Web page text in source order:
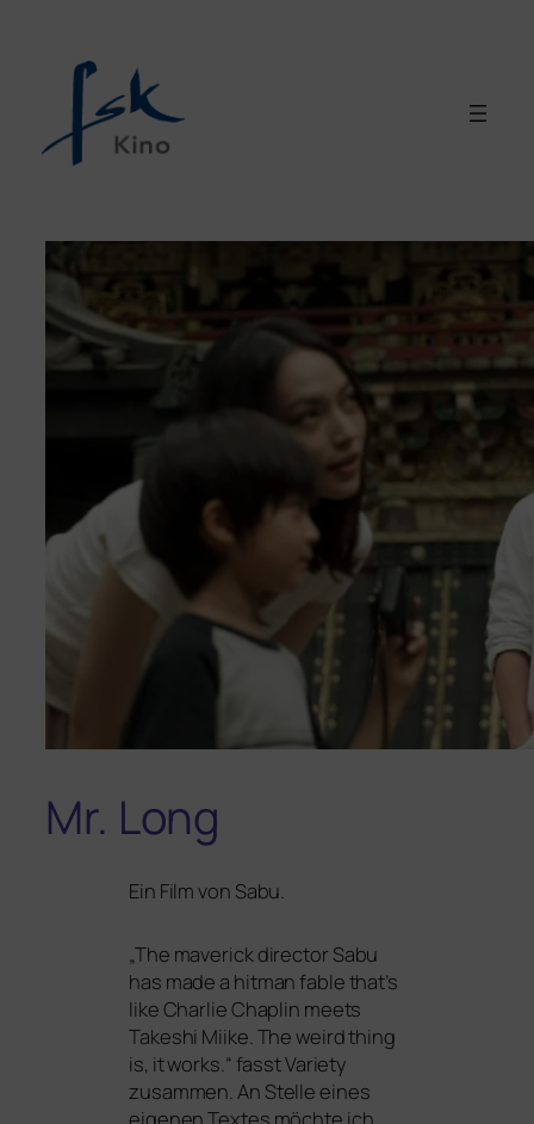
Mr. Long
Ein Film von Sabu.
„The maverick direc­tor Sabu
has made a hit­man fable that’s
like Charlie Chaplin meets
Takeshi Miike. The weird thing
is, it works.“ fasst Variety
zusam­men. An Stelle eines